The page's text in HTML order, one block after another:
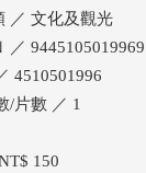
／ 文化及觀光
／ 9445105019969
4510501996
/片數 ／ 1
150